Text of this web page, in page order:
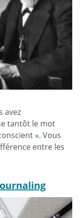
avez
tantôt le mot
». Vous
entre les